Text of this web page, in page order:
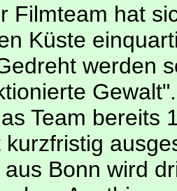
Filmteam hat
Küste
werden
Team bereits
kurzfristig
Bonn wird